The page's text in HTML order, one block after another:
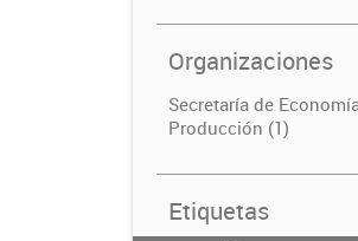
Organizaciones
Secretaría de
Producción (1)
Etiquetas